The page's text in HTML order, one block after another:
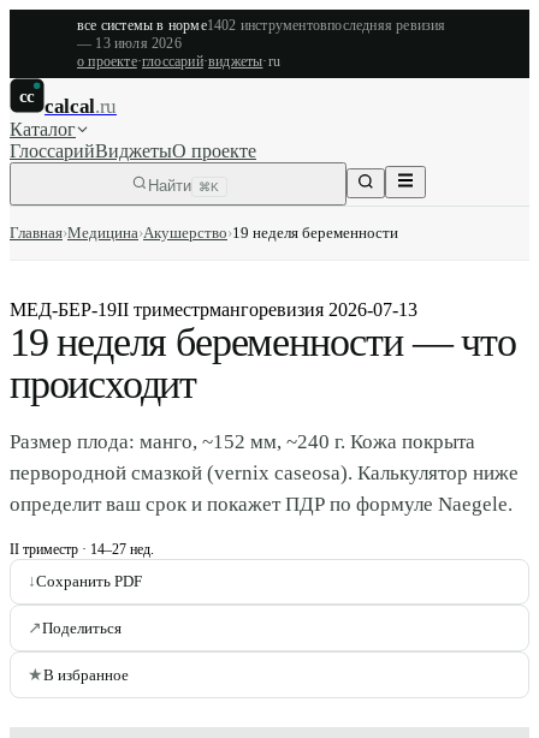
все системы в норме1402 инструментовпоследняя ревизия
— 13 июля 2026
о проекте·глоссарий·виджеты·ru
cc calcal.ru
Каталог
ГлоссарийВиджетыО проекте
Найти ⌘K
Главная›Медицина›Акушерство›19 неделя беременности
МЕД-БЕР-19II триместрмангоревизия 2026-07-13
19 неделя беременности — что
происходит
Размер плода: манго, ~152 мм, ~240 г. Кожа покрыта
первородной смазкой (vernix caseosa). Калькулятор ниже
определит ваш срок и покажет ПДР по формуле Naegele.
II триместр · 14–27 нед.
↓Сохранить PDF
↗Поделиться
★В избранное